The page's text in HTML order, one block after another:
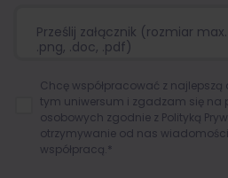
Prześlij załącznik (rozmiar
.png, .doc, .pdf)
Chcę współpracować z
tym uniwersum i zgadzam się na
osobowych zgodnie z Polityką
otrzymywanie od nas
współpracą.*